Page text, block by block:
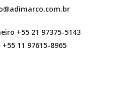
+55 21 97375-5143
+55 11 97615-8965